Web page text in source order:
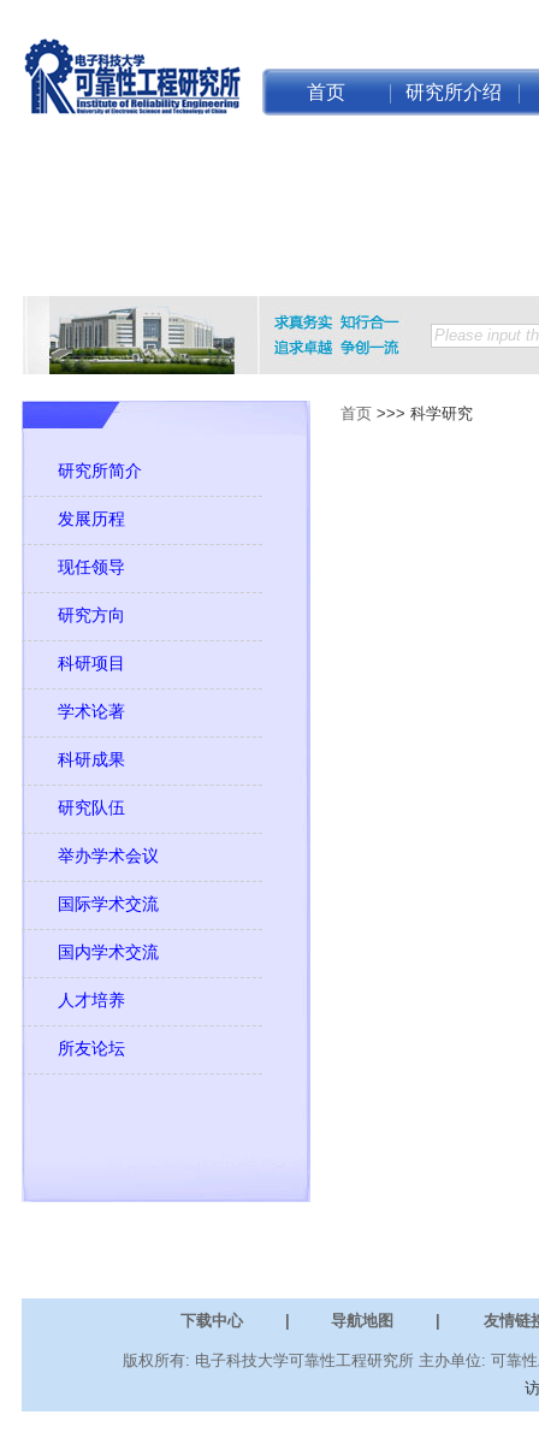
首页 研究所介绍
研究所简介
发展历程
现任领导
研究方向
科研项目
学术论著
科研成果
研究队伍
举办学术会议
国际学术交流
国内学术交流
人才培养
所友论坛
首页 >>> 科学研究
下载中心 导航地图 友情链
版权所有: 电子科技大学可靠性工程研究所 主办单位: 可靠